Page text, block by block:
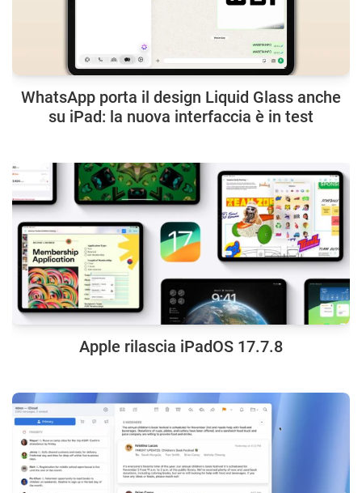
WhatsApp porta il design Liquid Glass anche
su iPad: la nuova interfaccia è in test
Apple rilascia iPadOS 17.7.8